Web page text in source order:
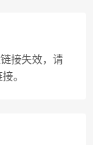
接失效，请
。